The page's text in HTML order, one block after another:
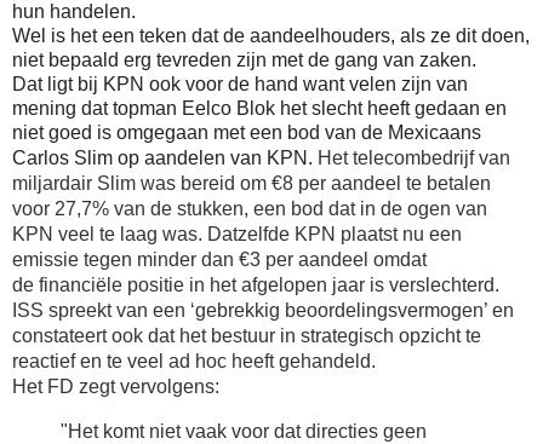
hun handelen.
Wel is het een teken dat de aandeelhouders, als ze dit doen,
niet bepaald erg tevreden zijn met de gang van zaken.
Dat ligt bij KPN ook voor de hand want velen zijn van
mening dat topman Eelco Blok het slecht heeft gedaan en
niet goed is omgegaan met een bod van de Mexicaans
Carlos Slim op aandelen van KPN. Het telecombedrijf van
miljardair Slim was bereid om €8 per aandeel te betalen
voor 27,7% van de stukken, een bod dat in de ogen van
KPN veel te laag was. Datzelfde KPN plaatst nu een
emissie tegen minder dan €3 per aandeel omdat
de financiële positie in het afgelopen jaar is verslechterd.
ISS spreekt van een ‘gebrekkig beoordelingsvermogen’ en
constateert ook dat het bestuur in strategisch opzicht te
reactief en te veel ad hoc heeft gehandeld.
Het FD zegt vervolgens:
"Het komt niet vaak voor dat directies geen